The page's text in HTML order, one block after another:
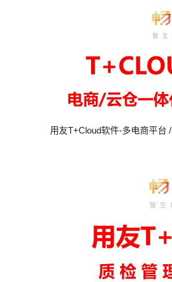
用友T+Cloud软件-多电商平台 /